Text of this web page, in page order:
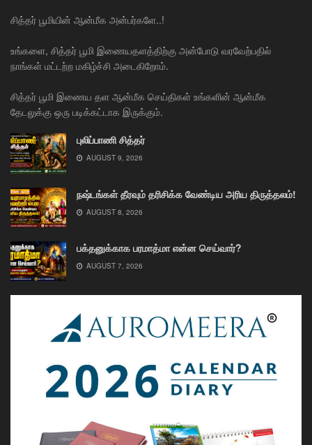
சித்தர் பூமியின் ஆன்மீக அன்பர்களே..!
உங்களை, சித்தர் பூமி இணையதளத்திற்கு அன்போடு வரவேற்பதில்
நாங்கள் மட்டற்ற மகிழ்ச்சி அடைகிறோம்.
சித்தர் பூமி இணைய தள ஆன்மீக செய்திகள் உங்களின் ஆன்மீக
தேடலுக்கு ஒரு படிக்கட்டாக இருக்கும்.
புலிப்பாணி சித்தர்
AUGUST 9, 2026
நஷ்டங்கள் தீரவும் தரிசிக்க வேண்டிய அரிய திருத்தலம்!
AUGUST 8, 2026
பக்தனுக்காக பரமாத்மா என்ன செய்வார்?
AUGUST 7, 2026